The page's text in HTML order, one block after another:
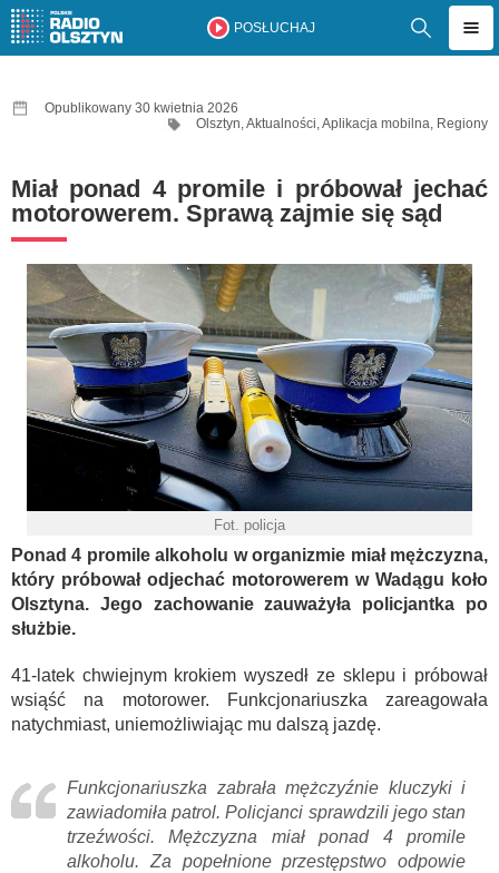
POSŁUCHAJ
Opublikowany 30 kwietnia 2026
Olsztyn,Aktualności,Aplikacja mobilna, Regiony
Miał ponad 4 promile i próbował jechać
motorowerem. Sprawą zajmie się sąd
Fot. policja
Ponad 4 promile alkoholu w organizmie miał mężczyzna,
który próbował odjechać motorowerem w Wadągu koło
Olsztyna. Jego zachowanie zauważyła policjantka po
służbie.
41-latek chwiejnym krokiem wyszedł ze sklepu i próbował
wsiąść na motorower. Funkcjonariuszka zareagowała
natychmiast, uniemożliwiając mu dalszą jazdę.
Funkcjonariuszka zabrała mężczyźnie kluczyki i
zawiadomiła patrol. Policjanci sprawdzili jego stan
trzeźwości. Mężczyzna miał ponad 4 promile
alkoholu. Za popełnione przestępstwo odpowie